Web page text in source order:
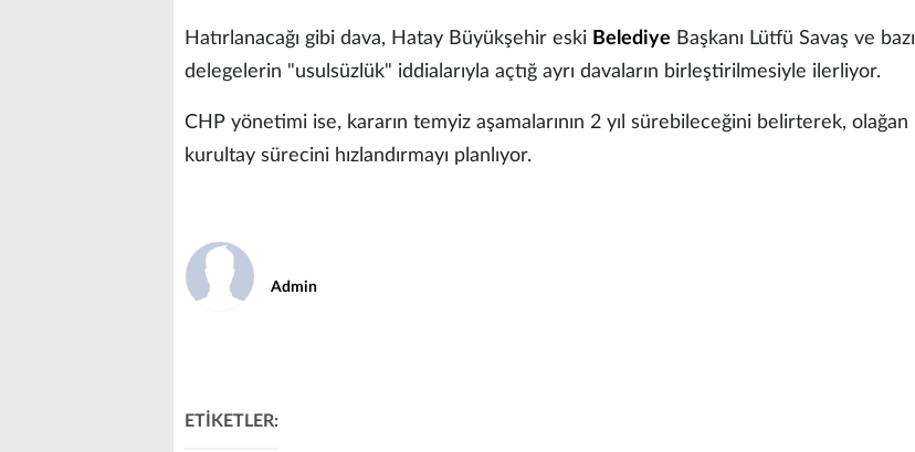
Hatırlanacağı gibi dava, Hatay Büyükşehir eski Belediye Başkanı Lütfü Savaş ve bazı
delegelerin "usulsüzlük" iddialarıyla açtığ ayrı davaların birleştirilmesiyle ilerliyor.
CHP yönetimi ise, kararın temyiz aşamalarının 2 yıl sürebileceğini belirterek, olağan
kurultay sürecini hızlandırmayı planlıyor.
Admin
ETİKETLER: